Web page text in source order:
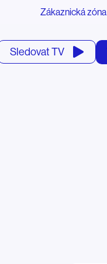
Zákaznická zóna
Sledovat TV